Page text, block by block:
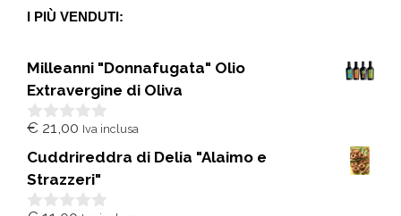
I PIÙ VENDUTI:
Milleanni "Donnafugata" Olio
Extravergine di Oliva
0
u
5
€ 21,00 Iva inclusa
Cuddrireddra di Delia "Alaimo e
Strazzeri"